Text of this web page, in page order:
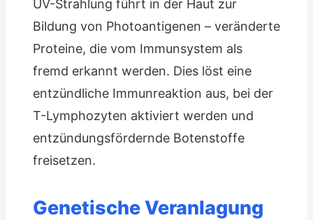
UV-Strahlung führt in der Haut zur
Bildung von Photoantigenen – veränderte
Proteine, die vom Immunsystem als
fremd erkannt werden. Dies löst eine
entzündliche Immunreaktion aus, bei der
T-Lymphozyten aktiviert werden und
entzündungsfördernde Botenstoffe
freisetzen.
Genetische Veranlagung